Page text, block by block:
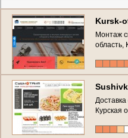
Kursk-
Монтаж
область,
Курская